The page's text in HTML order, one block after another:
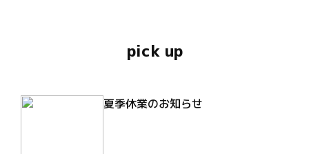
pick up
夏季休業のお知らせ